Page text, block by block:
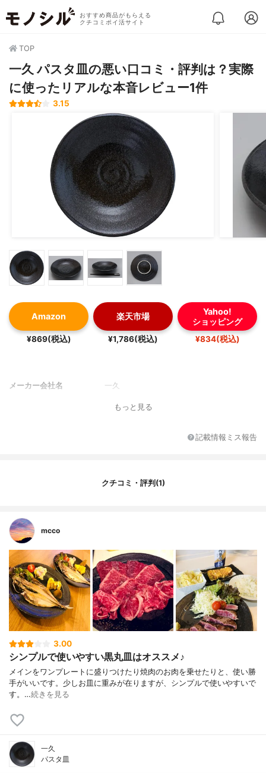
おすすめ商品がもらえる
クチコミポイ活サイト
TOP
一久 パスタ皿の悪い口コミ・評判は？実際
に使ったリアルな本音レビュー1件
3.15
Amazon
¥869(税込)
楽天市場
¥1,786(税込)
Yahoo!
ショッピング
¥834(税込)
メーカー会社名 一久
もっと見る
記載情報ミス報告
クチコミ・評判(1)
mcco
3.00
シンプルで使いやすい黒丸皿はオススメ♪
メインをワンプレートに盛りつけたり焼肉のお肉を乗せたりと、使い勝
手がいいです。少しお皿に重みが在りますが、シンプルで使いやすいで
す。…続きを見る
一久
パスタ皿